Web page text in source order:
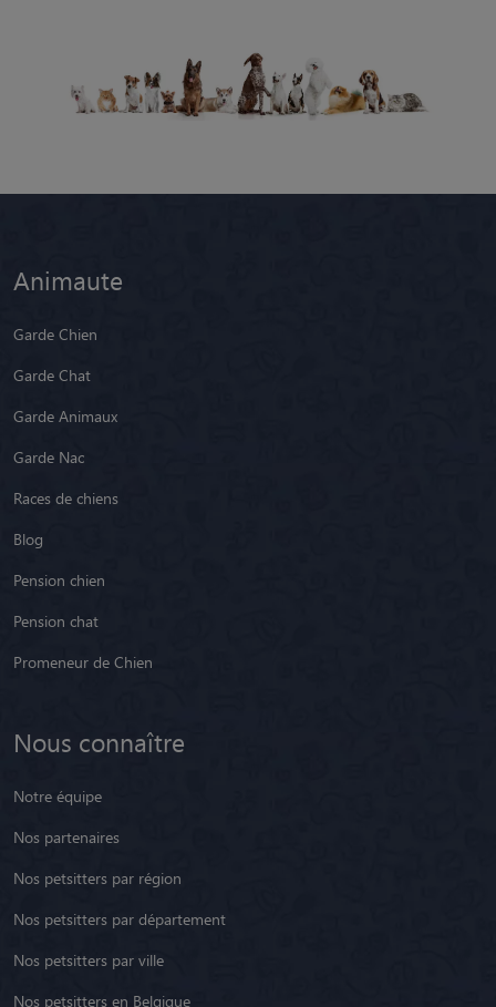
Animaute
Garde Chien
Garde Chat
Garde Animaux
Garde Nac
Races de chiens
Blog
Pension chien
Pension chat
Promeneur de Chien
Nous connaître
Notre équipe
Nos partenaires
Nos petsitters par région
Nos petsitters par département
Nos petsitters par ville
Nos petsitters en Belgique